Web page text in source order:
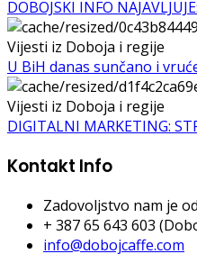
DOBOJSKI INFO
Vijesti iz Doboja i regije
U BiH danas sunčano i
Vijesti iz Doboja i regije
DIGITALNI MARKETING:
Kontakt Info
Zadovoljstvo nam je
+ 387 65 643 603
info@dobojcaffe.com